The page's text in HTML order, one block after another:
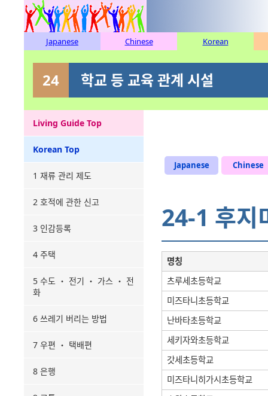
Japanese Chinese Korean
24 학교 등 교육 관계 시설
Living Guide Top
Korean Top
1 재류 관리 제도
2 호적에 관한 신고
3 인감등록
4 주택
5 수도 ・ 전기 ・ 가스 ・ 전
화
6 쓰레기 버리는 방법
7 우편 ・ 택배편
8 은행
Japanese Chinese
24-1 후지
명칭
츠루세초등학교
미즈타니초등학교
난바타초등학교
세키자와초등학교
갓세초등학교
미즈타니히가시초등학교